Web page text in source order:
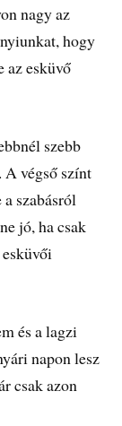
nagy az
hogy
az esküvő
szebb
A végső színt
szabásról
jó, ha csak
és a lagzi
napon lesz
csak azon